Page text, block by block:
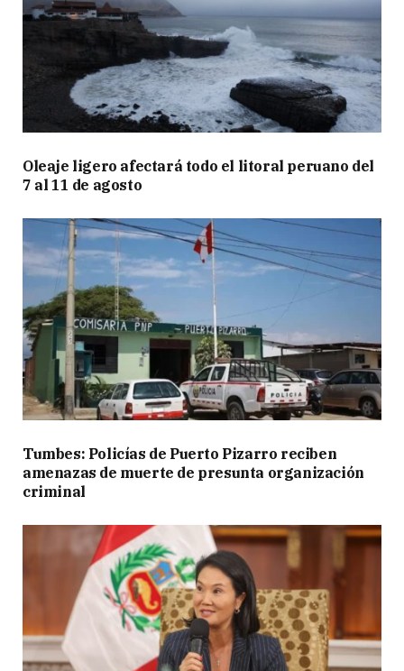
Oleaje ligero afectará todo el litoral peruano del
7 al 11 de agosto
Tumbes: Policías de Puerto Pizarro reciben
amenazas de muerte de presunta organización
criminal